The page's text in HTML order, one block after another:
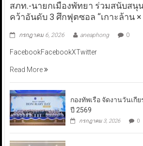
สภท.-นายกเมืองพัทยา ร่วมสนับสนุ
คว้าอันดับ 3 ศึกฟุตซอล “เกาะล้าน
กรกฎาคม 6, 2026 aneaphong 0
FacebookFacebookXTwitter
Read More
กองทัพเรือ จัดงานวันเกี
ปี 2569
กรกฎาคม 3, 2026 0